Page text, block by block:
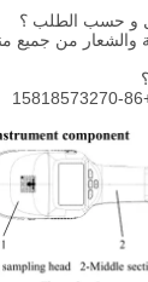
و حسب الطلب ؟
من جميع